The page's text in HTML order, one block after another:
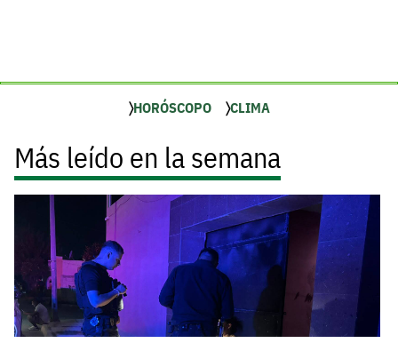
HORÓSCOPO CLIMA
Más leído en la semana